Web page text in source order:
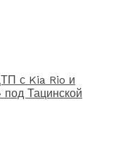
с Kia Rio и
Тацинской